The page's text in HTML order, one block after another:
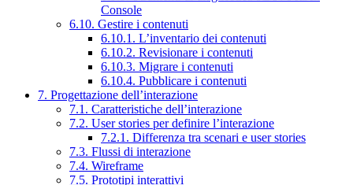
Console
6.10. Gestire i contenuti
6.10.1. L’inventario dei contenuti
6.10.2. Revisionare i contenuti
6.10.3. Migrare i contenuti
6.10.4. Pubblicare i contenuti
7. Progettazione dell’interazione
7.1. Caratteristiche dell’interazione
7.2. User stories per definire l’interazione
7.2.1. Differenza tra scenari e user stories
7.3. Flussi di interazione
7.4. Wireframe
7.5. Prototipi interattivi